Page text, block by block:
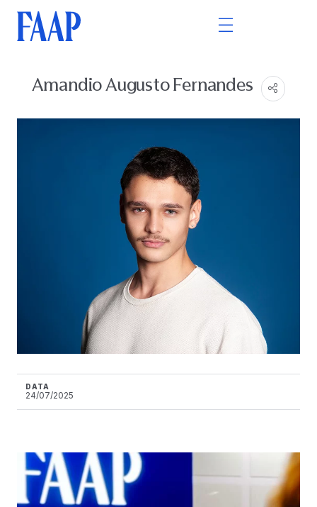
Amandio Augusto Fernandes
DATA
24/07/2025